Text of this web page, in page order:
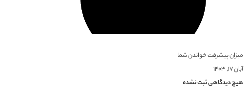
میزان پیشرفت خواندن شما
آبان ۱۷, ۱۴۰۳
هیچ دیدگاهی ثبت نشده